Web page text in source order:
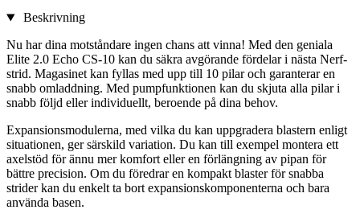
Beskrivning
Nu har dina motståndare ingen chans att vinna! Med den geniala
Elite 2.0 Echo CS-10 kan du säkra avgörande fördelar i nästa Nerf-
strid. Magasinet kan fyllas med upp till 10 pilar och garanterar en
snabb omladdning. Med pumpfunktionen kan du skjuta alla pilar i
snabb följd eller individuellt, beroende på dina behov.
Expansionsmodulerna, med vilka du kan uppgradera blastern enligt
situationen, ger särskild variation. Du kan till exempel montera ett
axelstöd för ännu mer komfort eller en förlängning av pipan för
bättre precision. Om du föredrar en kompakt blaster för snabba
strider kan du enkelt ta bort expansionskomponenterna och bara
använda basen.